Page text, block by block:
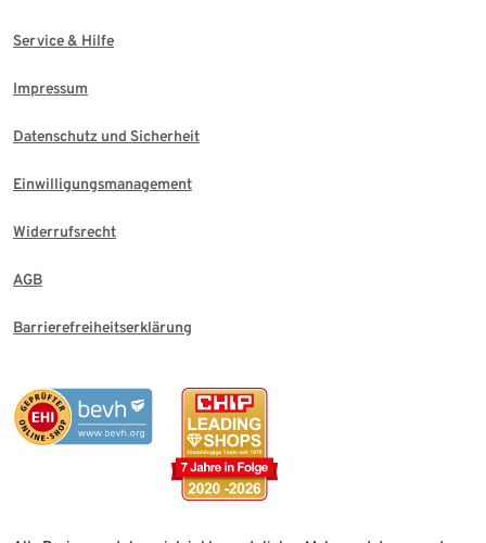
Service & Hilfe
Impressum
Datenschutz und Sicherheit
Einwilligungsmanagement
Widerrufsrecht
AGB
Barrierefreiheitserklärung